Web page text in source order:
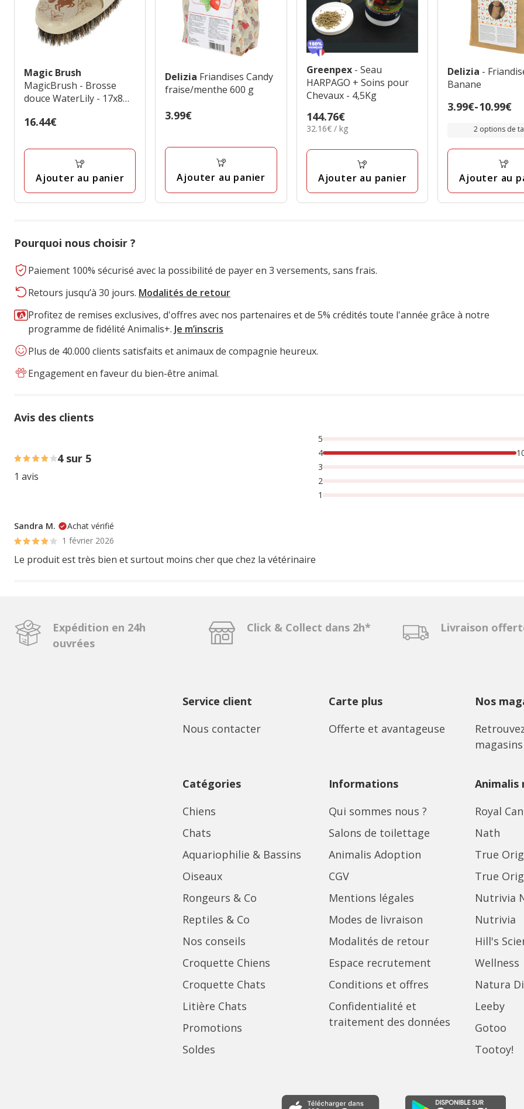
Magic Brush
MagicBrush - Brosse
douce WaterLily - 17x8
Prix
16.44€
Ajouter au panier
Delizia Friandises Candy
fraise/menthe 600 g
Prix
3.99€
Ajouter au panier
Greenpex - Seau
HARPAGO + Soins pour
Chevaux - 4,5Kg
Prix
144.76€
144.76€
32.16€
Kg
32.16€ / kg
Ajouter au panier
Delizia -
Banane
Prix
à
3.99€-10.99€
2 options de
Ajouter au
Pourquoi nous choisir ?
Paiement 100% sécurisé avec la possibilité de payer en 3 versements, sans frais.
Retours jusqu’à 30 jours. Modalités de retour
Profitez de remises exclusives, d'offres avec nos partenaires et de 5% crédités toute l'année grâce à notre
programme de fidélité Animalis+. Je m’inscris
Plus de 40.000 clients satisfaits et animaux de compagnie heureux.
Engagement en faveur du bien-être animal.
Avis des clients
4 sur 5
1 avis
5
4
3
2
1
Sandra M.
Achat vérifié
1 février 2026
Le produit est très bien et surtout moins cher que chez la vétérinaire
Expédition en 24h
ouvrées
Click & Collect dans 2h* Livraison
Service client
Nous contacter
Carte plus
Offerte et avantageuse
Nos
magasins
Catégories
Chiens
Chats
Aquariophilie & Bassins
Oiseaux
Rongeurs & Co
Reptiles & Co
Nos conseils
Croquette Chiens
Croquette Chats
Litière Chats
Promotions
Soldes
Informations
Qui sommes nous ?
Salons de toilettage
Animalis Adoption
CGV
Mentions légales
Modes de livraison
Modalités de retour
Espace recrutement
Conditions et offres
Confidentialité et
traitement des données
Animalis
Royal
Nath
True
True
Nutrivia
Nutrivia
Hill's
Wellness
Natura
Leeby
Gotoo
Tootoy!